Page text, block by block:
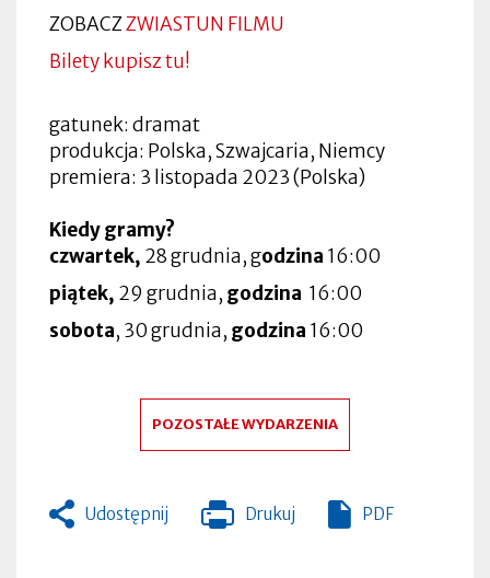
ZOBACZZWIASTUN FILMU
Bilety kupisz tu!
gatunek: dramat
produkcja: Polska, Szwajcaria, Niemcy
premiera: 3 listopada 2023 (Polska)
Kiedy gramy?
czwartek, 28 grudnia, godzina 16:00
piątek, 29 grudnia, godzina 16:00
sobota, 30 grudnia, godzina 16:00
POZOSTAŁE WYDARZENIA
Udostępnij Drukuj
Otworzy
PDF